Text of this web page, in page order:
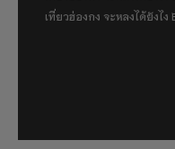
เที่ยวฮ่องกง จะหลงได้ยังไง